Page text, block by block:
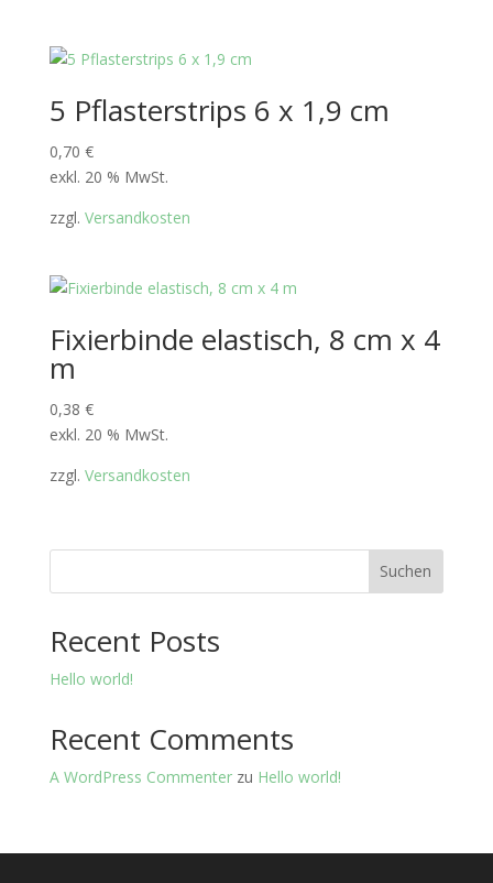
5 Pflasterstrips 6 x 1,9 cm
0,70 €
exkl. 20 % MwSt.
zzgl. Versandkosten
Fixierbinde elastisch, 8 cm x 4
m
0,38 €
exkl. 20 % MwSt.
zzgl. Versandkosten
Suchen
Recent Posts
Hello world!
Recent Comments
A WordPress Commenterzu Hello world!